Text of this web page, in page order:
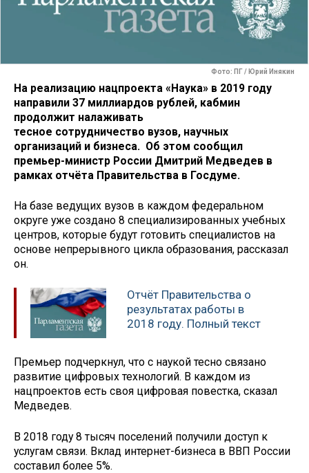
Фото: ПГ / Юрий Инякин
На реализацию нацпроекта «Наука» в 2019 году
направили 37 миллиардов рублей, кабмин
продолжит налаживать
тесное сотрудничество вузов, научных
организаций и бизнеса. Об этом сообщил
премьер-министр России Дмитрий Медведев в
рамках отчёта Правительства в Госдуме.
На базе ведущих вузов в каждом федеральном
округе уже создано 8 специализированных учебных
центров, которые будут готовить специалистов на
основе непрерывного цикла образования, рассказал
он.
Отчёт Правительства о
результатах работы в
2018 году. Полный текст
Премьер подчеркнул, что с наукой тесно связано
развитие цифровых технологий. В каждом из
нацпроектов есть своя цифровая повестка, сказал
Медведев.
В 2018 году 8 тысяч поселений получили доступ к
услугам связи. Вклад интернет-бизнеса в ВВП России
составил более 5%.